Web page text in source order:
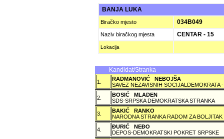
BANJA LUKA
Biračko mjesto 034B049
Naziv biračkog mjesta CENTAR - 15
Lokacija
Kandidat/Stranka
1.
RADMANOVIĆ NEBOJŠA
SAVEZ NEZAVISNIH SOCIJALDEMOKRATA
2.
BOSIĆ MLADEN
SDS-SRPSKA DEMOKRATSKA STRANKA
3.
BAKIĆ RANKO
NARODNA STRANKA RADOM ZA BOLJITAK
4.
ÐURIĆ NEÐO
DEPOS-DEMOKRATSKI POKRET SRPSKE